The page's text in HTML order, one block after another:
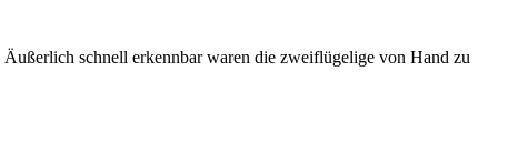
schnell erkennbar waren die zweiflügelige von Hand zu